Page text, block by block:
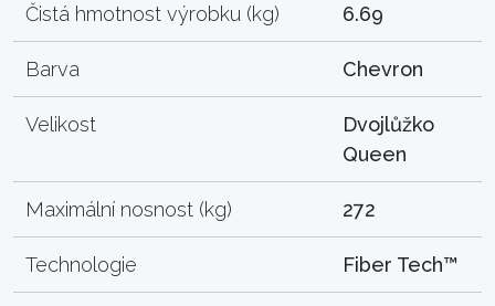
Čistá hmotnost výrobku (kg) 6.69
Barva Chevron
Velikost
Dvojlůžko
Queen
Maximální nosnost (kg) 272
Technologie Fiber Tech™